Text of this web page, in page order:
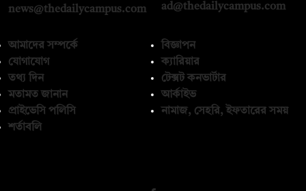
news@thedailycampus.com ad@thedailycampus.com
আমাদের সম্পর্কে
যোগাযোগ
তথ্য দিন
মতামত জানান
প্রাইভেসি পলিসি
শর্তাবলি
বিজ্ঞাপন
ক্যারিয়ার
টেক্সট কনভার্টার
আর্কাইভ
নামাজ, সেহরি, ইফতারের সময়